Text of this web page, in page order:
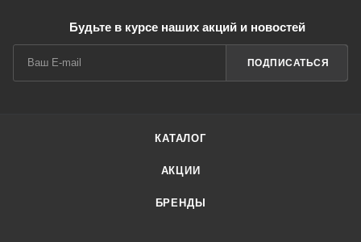
Будьте в курсе наших акций и новостей
ПОДПИСАТЬСЯ
КАТАЛОГ
АКЦИИ
БРЕНДЫ